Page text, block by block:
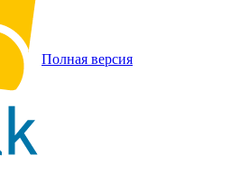
Полная версия